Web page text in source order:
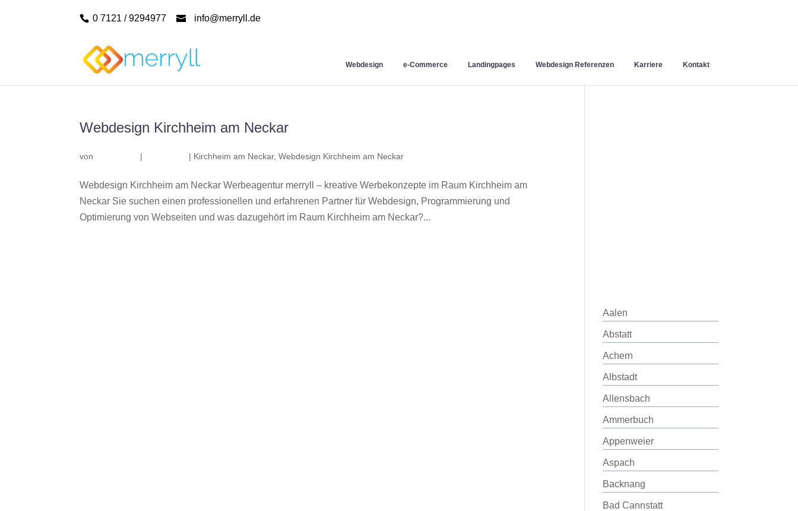
0 7121 / 9294977 info@merryll.de
Webdesign e-Commerce Landingpages Webdesign Referenzen Karriere Kontakt
Webdesign Kirchheim am Neckar
von | | Kirchheim am Neckar,Webdesign Kirchheim am Neckar
Webdesign Kirchheim am Neckar Werbeagentur merryll – kreative Werbekonzepte im Raum Kirchheim am
Neckar Sie suchen einen professionellen und erfahrenen Partner für Webdesign, Programmierung und
Optimierung von Webseiten und was dazugehört im Raum Kirchheim am Neckar?...
Aalen
Abstatt
Achern
Albstadt
Allensbach
Ammerbuch
Appenweier
Aspach
Backnang
Bad Cannstatt